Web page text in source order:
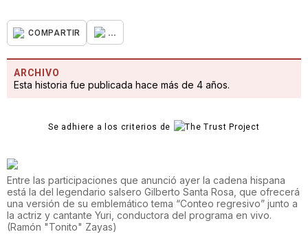
COMPARTIR ...
ARCHIVO
Esta historia fue publicada hace más de 4 años.
Se adhiere a los criterios de
Entre las participaciones que anunció ayer la cadena hispana
está la del legendario salsero Gilberto Santa Rosa, que ofrecerá
una versión de su emblemático tema “Conteo regresivo” junto a
la actriz y cantante Yuri, conductora del programa en vivo.
(Ramón "Tonito" Zayas)